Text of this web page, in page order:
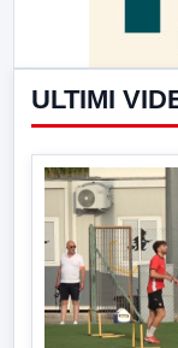
ULTIMI